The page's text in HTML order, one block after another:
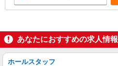
あなたにおすすめの求人情報
ホールスタッフ